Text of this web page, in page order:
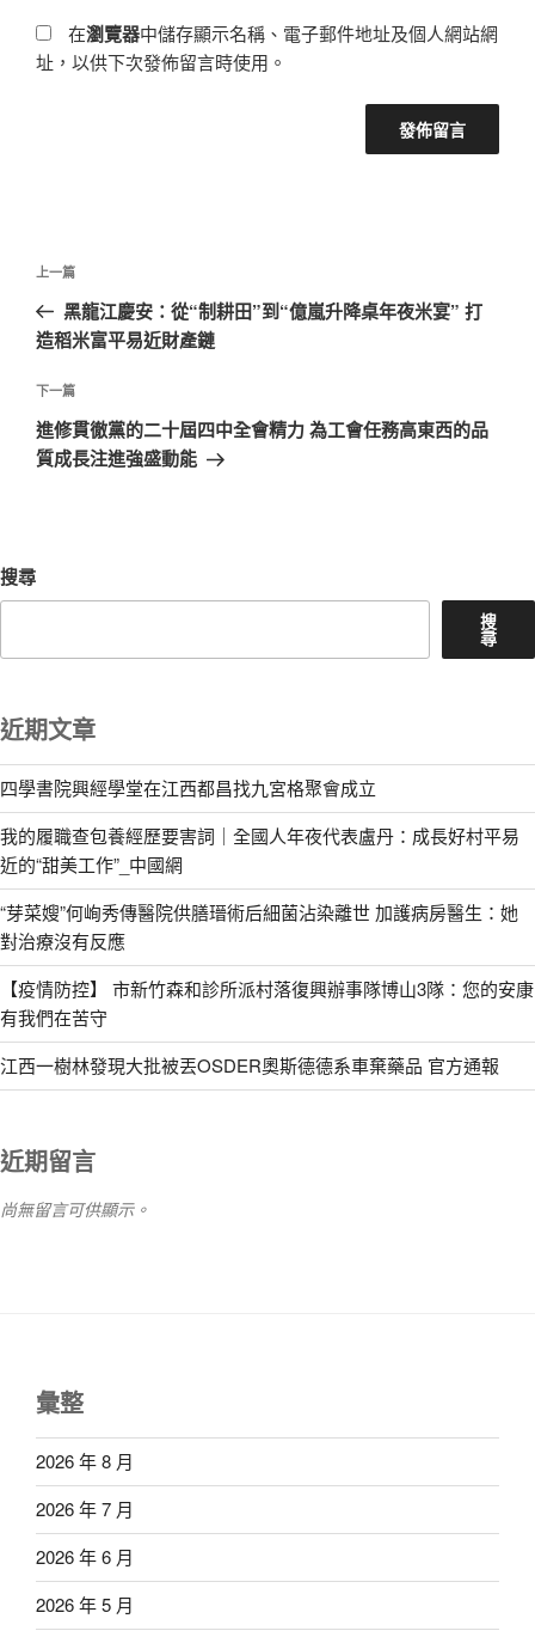
在瀏覽器中儲存顯示名稱、電子郵件地址及個人網站網
址，以供下次發佈留言時使用。
文
導
覽
上
一
篇
章
上一篇
黑龍江慶安：從“制耕田”到“億嵐升降桌年夜米宴” 打
造稻米富平易近財產鏈
下
一
篇
下一篇
進修貫徹黨的二十屆四中全會精力 為工會任務高東西的品
質成長注進強盛動能
搜尋
搜
尋
近期文章
四學書院興經學堂在江西都昌找九宮格聚會成立
我的履職查包養經歷要害詞｜全國人年夜代表盧丹：成長好村平易
近的“甜美工作”_中國網
“芽菜嫂”何峋秀傳醫院供膳瑨術后細菌沾染離世 加護病房醫生：她
對治療沒有反應
【疫情防控】 市新竹森和診所派村落復興辦事隊博山3隊：您的安康
有我們在苦守
江西一樹林發現大批被丟OSDER奧斯德德系車棄藥品 官方通報
近期留言
尚無留言可供顯示。
彙整
2026 年 8 月
2026 年 7 月
2026 年 6 月
2026 年 5 月